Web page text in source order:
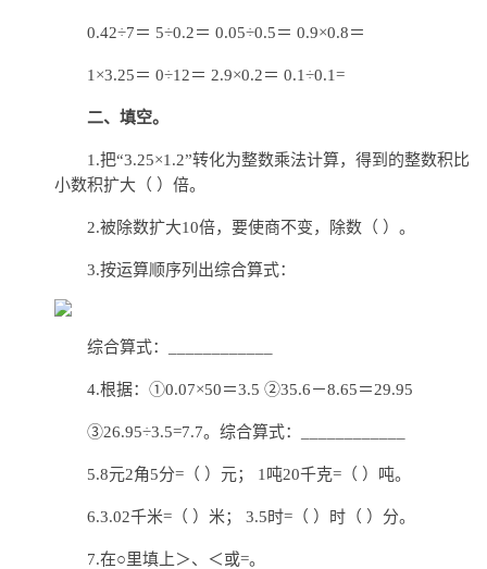
0.42÷7＝ 5÷0.2＝ 0.05÷0.5＝ 0.9×0.8＝
1×3.25＝ 0÷12＝ 2.9×0.2＝ 0.1÷0.1=
二、填空。
1.把“3.25×1.2”转化为整数乘法计算，得到的整数积比
小数积扩大（ ）倍。
2.被除数扩大10倍，要使商不变，除数（ ）。
3.按运算顺序列出综合算式：
综合算式：____________
4.根据：①0.07×50＝3.5 ②35.6－8.65＝29.95
③26.95÷3.5=7.7。综合算式：____________
5.8元2角5分=（ ）元； 1吨20千克=（ ）吨。
6.3.02千米=（ ）米； 3.5时=（ ）时（ ）分。
7.在○里填上＞、＜或=。